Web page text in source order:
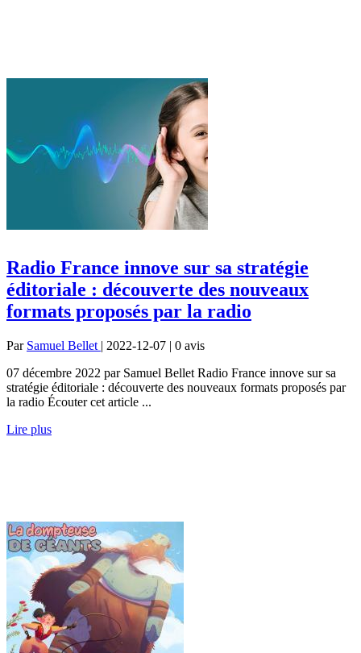
Radio France innove sur sa stratégie
éditoriale : découverte des nouveaux
formats proposés par la radio
Par Samuel Bellet | 2022-12-07 | 0 avis
07 décembre 2022 par Samuel Bellet Radio France innove sur sa
stratégie éditoriale : découverte des nouveaux formats proposés par
la radio Écouter cet article ...
Lire plus